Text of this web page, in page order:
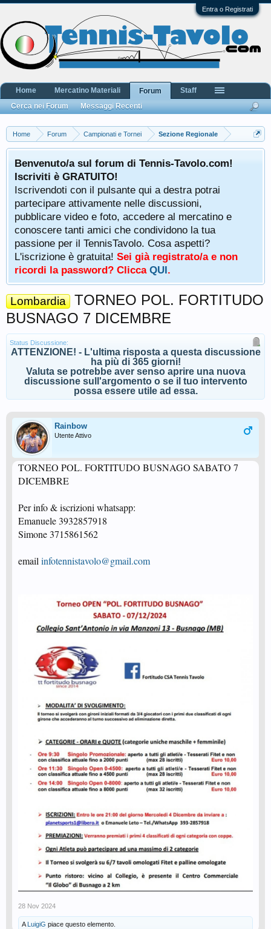
Entra o Registrati
Home Forum Campionati e Tornei Sezione Regionale
Benvenuto/a sul forum di Tennis-Tavolo.com!
Iscriviti è GRATUITO!
Iscrivendoti con il pulsante qui a destra potrai
partecipare attivamente nelle discussioni,
pubblicare video e foto, accedere al mercatino e
conoscere tanti amici che condividono la tua
passione per il TennisTavolo. Cosa aspetti?
L'iscrizione è gratuita! Sei già registrato/a e non
ricordi la password? Clicca QUI.
Lombardia
TORNEO POL. FORTITUDO
BUSNAGO 7 DICEMBRE
Status Discussione:
ATTENZIONE! - L'ultima risposta a questa discussione
ha più di 365 giorni!
Valuta se potrebbe aver senso aprire una nuova
discussione sull'argomento o se il tuo intervento
possa essere utile ad essa.
Rainbow
Utente Attivo
TORNEO POL. FORTITUDO BUSNAGO SABATO 7
DICEMBRE
Per info & iscrizioni whatsapp:
Emanuele 3932857918
Simone 3715861562
email infotennistavolo@gmail.com
28 Nov 2024
A LuigiG piace questo elemento.
Home Mercatino Materiali
Forum
Cerca nei Forum
Messaggi Recenti
Staff